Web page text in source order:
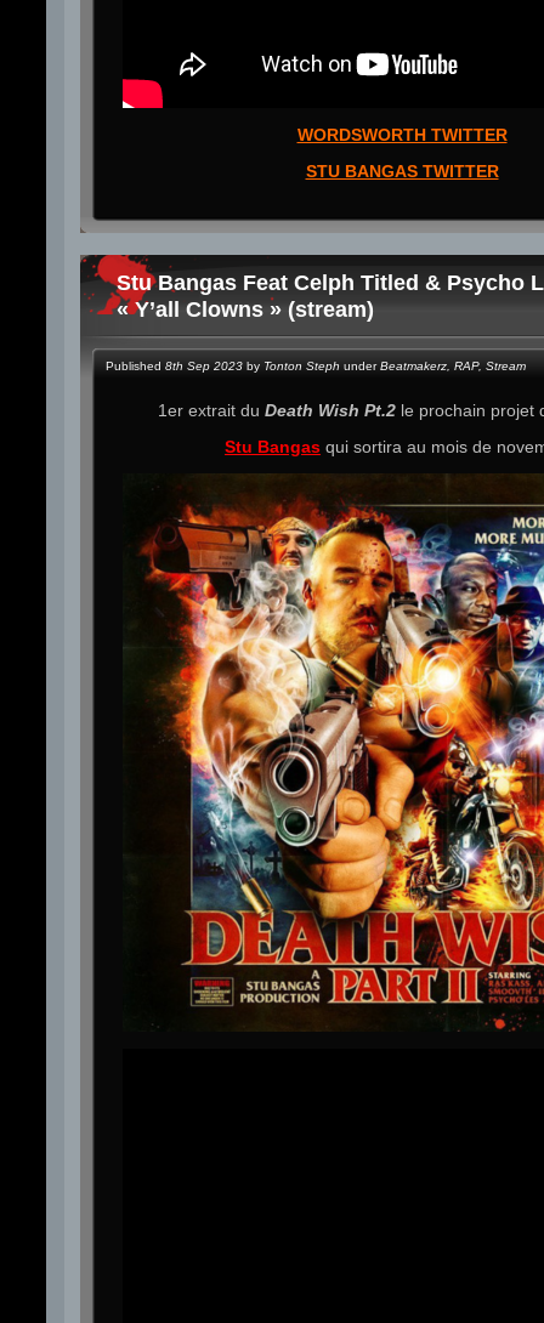
WORDSWORTH TWITTER
STU BANGAS TWITTER
Stu Bangas Feat Celph Titled & Psycho
« Y’all Clowns » (stream)
Published 8th Sep 2023 by Tonton Steph underBeatmakerz RAP, Stream
1er extrait du Death Wish Pt.2 le prochain projet
Stu Bangas qui sortira au mois de